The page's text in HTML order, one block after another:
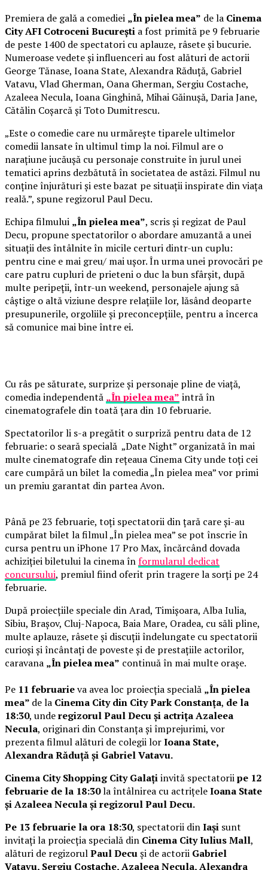
Premiera de gală a comediei „În pielea mea” de la Cinema
City AFI Cotroceni București a fost primită pe 9 februarie
de peste 1400 de spectatori cu aplauze, râsete și bucurie.
Numeroase vedete și influenceri au fost alături de actorii
George Tănase, Ioana State, Alexandra Răduță, Gabriel
Vatavu, Vlad Gherman, Oana Gherman, Sergiu Costache,
Azaleea Necula, Ioana Ginghină, Mihai Găinușă, Daria Jane,
Cătălin Coșarcă și Toto Dumitrescu.
„Este o comedie care nu urmărește tiparele ultimelor
comedii lansate în ultimul timp la noi. Filmul are o
narațiune jucăușă cu personaje construite în jurul unei
tematici aprins dezbătută în societatea de astăzi. Filmul nu
conține înjurături și este bazat pe situații inspirate din viața
reală.”, spune regizorul Paul Decu.
Echipa filmului „În pielea mea”, scris și regizat de Paul
Decu, propune spectatorilor o abordare amuzantă a unei
situații des întâlnite în micile certuri dintr-un cuplu:
pentru cine e mai greu/ mai ușor. În urma unei provocări pe
care patru cupluri de prieteni o duc la bun sfârșit, după
multe peripeții, într-un weekend, personajele ajung să
câștige o altă viziune despre relațiile lor, lăsând deoparte
presupunerile, orgoliile și preconcepțiile, pentru a încerca
să comunice mai bine între ei.
Cu râs pe săturate, surprize și personaje pline de viață,
comedia independentă „În pielea mea” intră în
cinematografele din toată țara din 10 februarie.
Spectatorilor li s-a pregătit o surpriză pentru data de 12
februarie: o seară specială „Date Night” organizată în mai
multe cinematografe din rețeaua Cinema City unde toți cei
care cumpără un bilet la comedia „În pielea mea” vor primi
un premiu garantat din partea Avon.
Până pe 23 februarie, toți spectatorii din țară care și-au
cumpărat bilet la filmul „În pielea mea” se pot înscrie în
cursa pentru un iPhone 17 Pro Max, încărcând dovada
achiziției biletului la cinema înformularul dedicat
concursului, premiul fiind oferit prin tragere la sorți pe 24
februarie.
După proiecțiile speciale din Arad, Timișoara, Alba Iulia,
Sibiu, Brașov, Cluj-Napoca, Baia Mare, Oradea, cu săli pline,
multe aplauze, râsete și discuții îndelungate cu spectatorii
curioși și încântați de poveste și de prestațiile actorilor,
caravana „În pielea mea” continuă în mai multe orașe.
Pe 11 februarieva avea loc proiecția specială „În pielea
mea” de la Cinema City din City Park Constanța, de la
18:30, underegizorul Paul Decu și actrița Azaleea
Necula, originari din Constanța și împrejurimi, vor
prezenta filmul alături de colegii lorIoana State,
Alexandra Răduță și Gabriel Vatavu.
Cinema City Shopping City Galațiinvită spectatoriipe 12
februarie de la 18:30la întâlnirea cu actrițeleIoana State
și Azaleea Necula și regizorul Paul Decu.
Pe 13 februarie la ora 18:30, spectatorii dinIași sunt
invitați la proiecția specială din Cinema City Iulius Mall,
alături de regizorulPaul Decuși de actorii Gabriel
Vatavu, Sergiu Costache, Azaleea Necula, Alexandra